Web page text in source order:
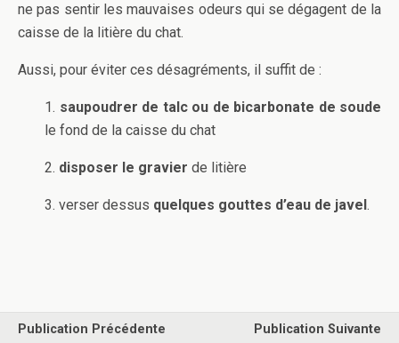
ne pas sentir les mauvaises odeurs qui se dégagent de la
caisse de la litière du chat.
Aussi, pour éviter ces désagréments, il suffit de :
1. saupoudrer de talc ou de bicarbonate de soude
le fond de la caisse du chat
2. disposer le gravier de litière
3. verser dessus quelques gouttes d’eau de javel.
Publication Précédente
Publication Suivante